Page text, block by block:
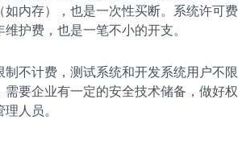
如内存），也是一次性买断。系统许可
护费，也是一笔不小的开支。
不计费，测试系统和开发系统用户不
需要企业有一定的安全技术储备，做好
人员。